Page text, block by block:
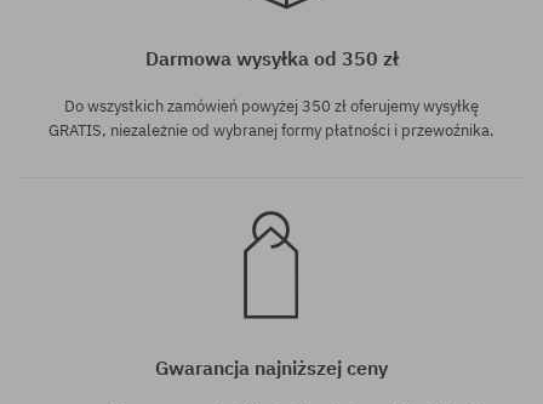
Darmowa wysyłka od 350 zł
Do wszystkich zamówień powyżej 350 zł oferujemy wysyłkę
GRATIS, niezależnie od wybranej formy płatności i przewoźnika.
Gwarancja najniższej ceny